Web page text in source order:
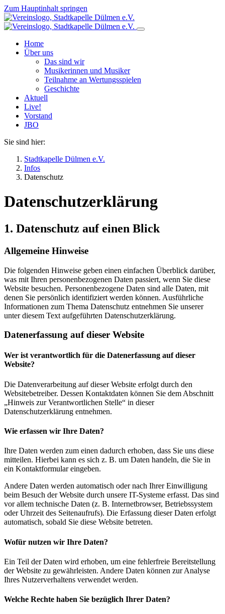
Zum Hauptinhalt springen
Home
Über uns
Das sind wir
Musikerinnen und Musiker
Teilnahme an Wertungsspielen
Geschichte
Aktuell
Live!
Vorstand
JBO
Sie sind hier:
Stadtkapelle Dülmen e.V.
Infos
Datenschutz
Datenschutz­erklärung
1. Datenschutz auf einen Blick
Allgemeine Hinweise
Die folgenden Hinweise geben einen einfachen Überblick darüber,
was mit Ihren personenbezogenen Daten passiert, wenn Sie diese
Website besuchen. Personenbezogene Daten sind alle Daten, mit
denen Sie persönlich identifiziert werden können. Ausführliche
Informationen zum Thema Datenschutz entnehmen Sie unserer
unter diesem Text aufgeführten Datenschutzerklärung.
Datenerfassung auf dieser Website
Wer ist verantwortlich für die Datenerfassung auf dieser
Website?
Die Datenverarbeitung auf dieser Website erfolgt durch den
Websitebetreiber. Dessen Kontaktdaten können Sie dem Abschnitt
„Hinweis zur Verantwortlichen Stelle“ in dieser
Datenschutzerklärung entnehmen.
Wie erfassen wir Ihre Daten?
Ihre Daten werden zum einen dadurch erhoben, dass Sie uns diese
mitteilen. Hierbei kann es sich z. B. um Daten handeln, die Sie in
ein Kontaktformular eingeben.
Andere Daten werden automatisch oder nach Ihrer Einwilligung
beim Besuch der Website durch unsere IT-Systeme erfasst. Das sind
vor allem technische Daten (z. B. Internetbrowser, Betriebssystem
oder Uhrzeit des Seitenaufrufs). Die Erfassung dieser Daten erfolgt
automatisch, sobald Sie diese Website betreten.
Wofür nutzen wir Ihre Daten?
Ein Teil der Daten wird erhoben, um eine fehlerfreie Bereitstellung
der Website zu gewährleisten. Andere Daten können zur Analyse
Ihres Nutzerverhaltens verwendet werden.
Welche Rechte haben Sie bezüglich Ihrer Daten?